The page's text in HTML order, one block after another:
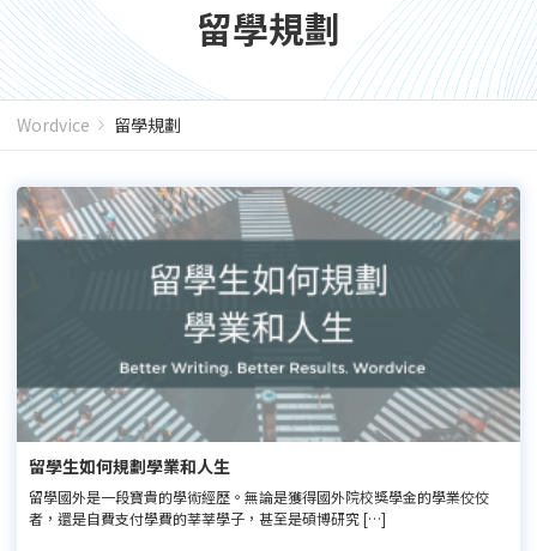
留學規劃
Wordvice 留學規劃
留學生如何規劃學業和人生
留學國外是一段寶貴的學術經歷。無論是獲得國外院校獎學金的學業佼佼
者，還是自費支付學費的莘莘學子，甚至是碩博研究 […]